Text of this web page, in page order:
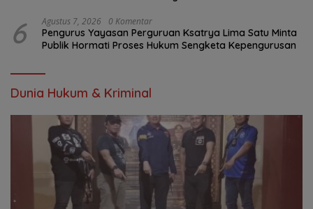
6 Agustus 7, 2026 0 Komentar
Pengurus Yayasan Perguruan Ksatrya Lima Satu Minta
Publik Hormati Proses Hukum Sengketa Kepengurusan
Dunia Hukum & Kriminal